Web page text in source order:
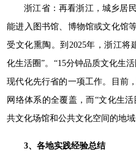
浙江省：再看浙江，城乡居
能进入图书馆、博物馆或文化馆
受文化熏陶。到2025年，浙江将
化生活圈”。“15分钟品质文化生
现代化先行省的一项工作。目前
网络体系的全覆盖，而“文化生
共文化场馆和公共文化空间的地域
3、各地实践经验总结